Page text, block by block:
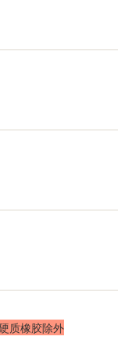
质橡胶除外